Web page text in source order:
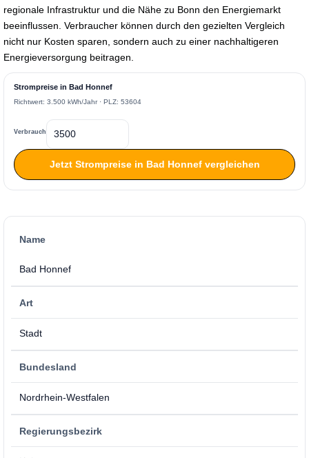
regionale Infrastruktur und die Nähe zu Bonn den Energiemarkt
beeinflussen. Verbraucher können durch den gezielten Vergleich
nicht nur Kosten sparen, sondern auch zu einer nachhaltigeren
Energieversorgung beitragen.
Strompreise in Bad Honnef
Richtwert: 3.500 kWh/Jahr · PLZ: 53604
Verbrauch
Jetzt Strompreise in Bad Honnef vergleichen
Name
Bad Honnef
Art
Stadt
Bundesland
Nordrhein-Westfalen
Regierungsbezirk